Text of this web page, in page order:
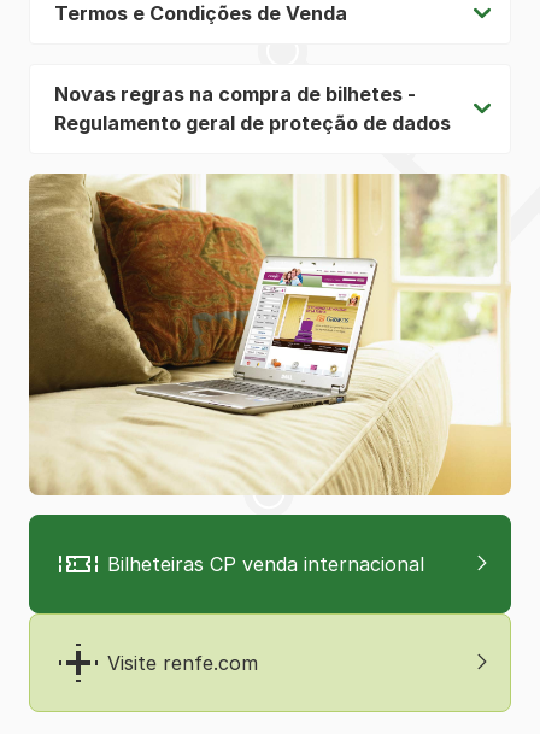
Termos e Condições de Venda
Novas regras na compra de bilhetes -
Regulamento geral de proteção de dados
Bilheteiras CP venda internacional
Visite renfe.com